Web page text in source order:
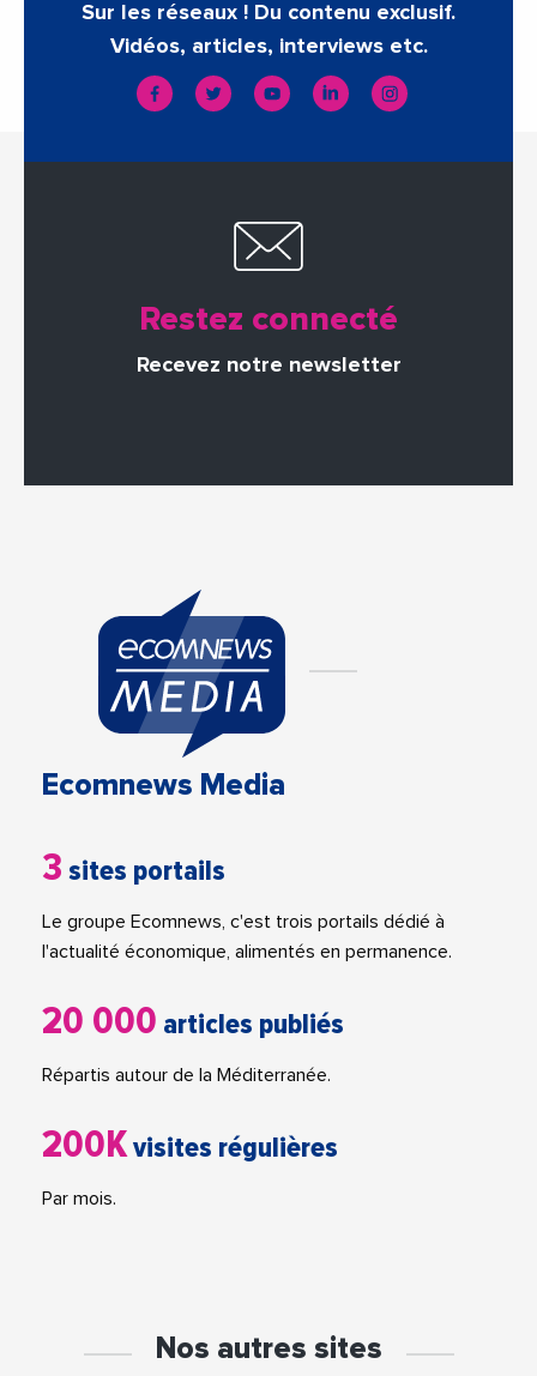
Sur les réseaux ! Du contenu exclusif.
Vidéos, articles, interviews etc.
Restez connecté
Recevez notre newsletter
Ecomnews Media
3 sites portails
Le groupe Ecomnews, c'est trois portails dédié à
l'actualité économique, alimentés en permanence.
20 000 articles publiés
Répartis autour de la Méditerranée.
200Kvisites régulières
Par mois.
Nos autres sites